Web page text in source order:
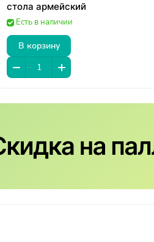
стола армейский
Есть в наличии
В корзину